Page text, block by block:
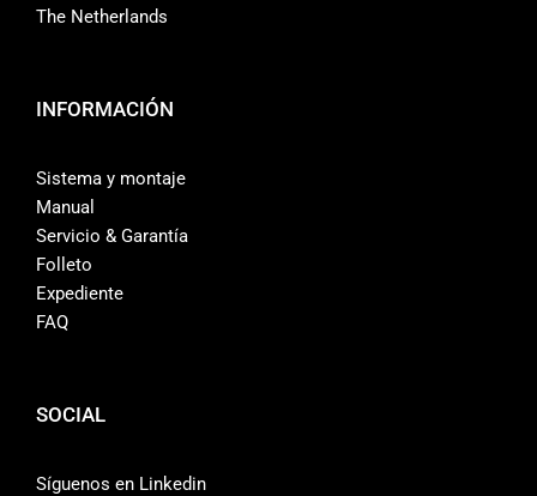
The Netherlands
INFORMACIÓN
Sistema y montaje
Manual
Servicio & Garantía
Folleto
Expediente
FAQ
SOCIAL
Síguenos en Linkedin